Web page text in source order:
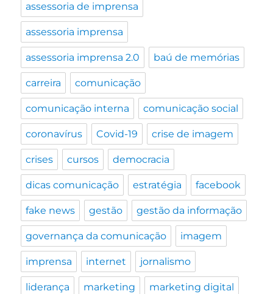
assessoria de imprensa
assessoria imprensa
assessoria imprensa 2.0 baú de memórias
carreira comunicação
comunicação interna comunicação social
coronavírus Covid-19 crise de imagem
crises cursos democracia
dicas comunicação estratégia facebook
fake news gestão gestão da informação
governança da comunicação imagem
imprensa internet jornalismo
liderança marketing marketing digital